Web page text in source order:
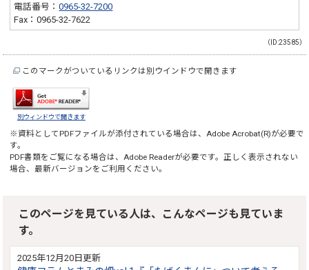
電話番号：0965-32-7200
Fax：0965-32-7622
（ID:23585）
このマークがついているリンクは別ウインドウで開きます
別ウィンドウで開きます
※資料としてPDFファイルが添付されている場合は、 Adobe Acrobat(R)が必要で
す。
PDF書類をご覧になる場合は、 Adobe Readerが必要です。正しく表示されない
場合、最新バージョンをご利用ください。
このページを見ている人は、こんなページも見ていま
す。
2025年12月20日更新